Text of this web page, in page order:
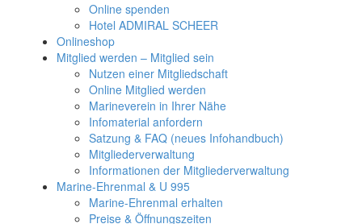
Online spenden
Hotel ADMIRAL SCHEER
Onlineshop
Mitglied werden – Mitglied sein
Nutzen einer Mitgliedschaft
Online Mitglied werden
Marineverein in Ihrer Nähe
Infomaterial anfordern
Satzung & FAQ (neues Infohandbuch)
Mitgliederverwaltung
Informationen der Mitgliederverwaltung
Marine-Ehrenmal & U 995
Marine-Ehrenmal erhalten
Preise & Öffnungszeiten